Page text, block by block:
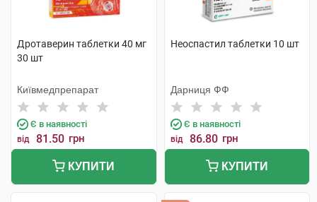
Дротаверин таблетки 40 мг
30 шт
Київмедпрепарат
Є в наявності
від 81.50 грн
КУПИТИ
Неоспастил таблетки 10 шт
Дарниця ФФ
Є в наявності
від 86.80 грн
КУПИТИ